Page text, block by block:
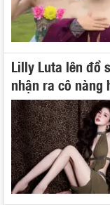
Lilly Luta lên đồ
nhận ra cô